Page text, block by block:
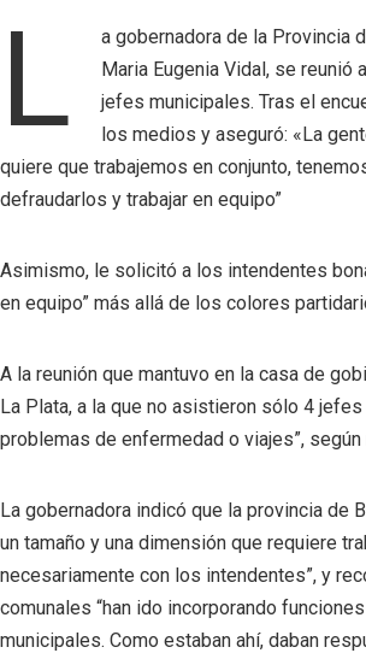
L
a gobernadora de la Provincia
Maria Eugenia Vidal, se reunió
jefes municipales. Tras el
los medios y aseguró: «La
quiere que trabajemos en conjunto,
defraudarlos y trabajar en equipo”
Asimismo, le solicitó a los intendentes
en equipo” más allá de los colores
A la reunión que mantuvo en la casa de
La Plata, a la que no asistieron sólo 4 jefes
problemas de enfermedad o viajes”, según
La gobernadora indicó que la provincia de
un tamaño y una dimensión que requiere
necesariamente con los intendentes”, y
comunales “han ido incorporando
municipales. Como estaban ahí, daban